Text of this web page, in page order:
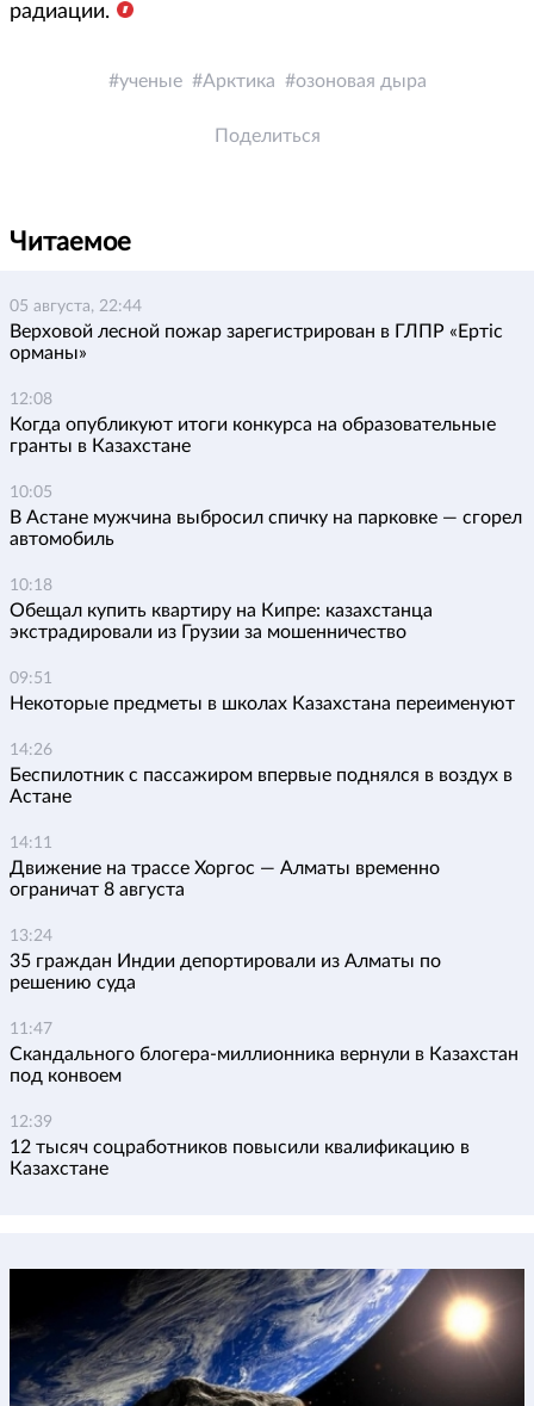
радиации.
ученые Арктика озоновая дыра
Поделиться
Читаемое
05 августа, 22:44
Верховой лесной пожар зарегистрирован в ГЛПР «Ертіс
орманы»
12:08
Когда опубликуют итоги конкурса на образовательные
гранты в Казахстане
10:05
В Астане мужчина выбросил спичку на парковке — сгорел
автомобиль
10:18
Обещал купить квартиру на Кипре: казахстанца
экстрадировали из Грузии за мошенничество
09:51
Некоторые предметы в школах Казахстана переименуют
14:26
Беспилотник с пассажиром впервые поднялся в воздух в
Астане
14:11
Движение на трассе Хоргос — Алматы временно
ограничат 8 августа
13:24
35 граждан Индии депортировали из Алматы по
решению суда
11:47
Скандального блогера-миллионника вернули в Казахстан
под конвоем
12:39
12 тысяч соцработников повысили квалификацию в
Казахстане